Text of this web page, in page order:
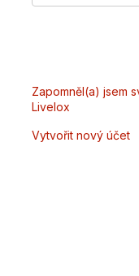
Zapomněl(a) jsem
Livelox
Vytvořit nový účet